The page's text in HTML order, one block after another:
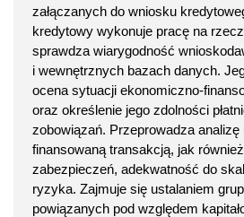
załączanych do wniosku
kredytowy wykonuje pracę na
sprawdza wiarygodność
i wewnętrznych bazach danych.
ocena sytuacji ekonomiczno-
oraz określenie jego zdolności
zobowiązań. Przeprowadza
finansowaną transakcją, jak
zabezpieczeń, adekwatność do
ryzyka. Zajmuje się ustalaniem
powiązanych pod względem